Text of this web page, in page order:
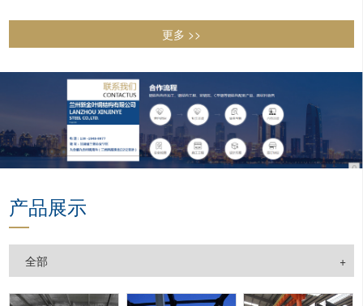
院、学校、影剧院、会议室、餐厅、度假村、游乐场、证券公司及其
公司具有钢结构安装三级资质，实力雄厚，具有强大的技术力量，
拥有很棒的钢结构设计工程师，国内可靠的数控、液压全自动H型钢
结构生产线，配备各类电源，保证焊接质量，按ISO9001质量保证认
规范的管理、优良的售后服务为客户打造高品质的工程。
行“用品牌承担社会责任”的企业精神，秉承“诚信经营、互惠共赢”的
经营理念，努力开拓市场，寻找更多的发展机遇，真诚地希望能与新
更多 >>
产品展示
全部